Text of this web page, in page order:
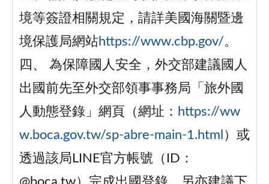
境等簽證相關規定，請詳美國海關暨邊
境保護局網站https://www.cbp.gov/。
四、 為保障國人安全，外交部建議國人
出國前先至外交部領事事務局「旅外國
人動態登錄」網頁（網址： https://ww
w.boca.gov.tw/sp-abre-main-1.html ）或
透過該局LINE官方帳號（ID：